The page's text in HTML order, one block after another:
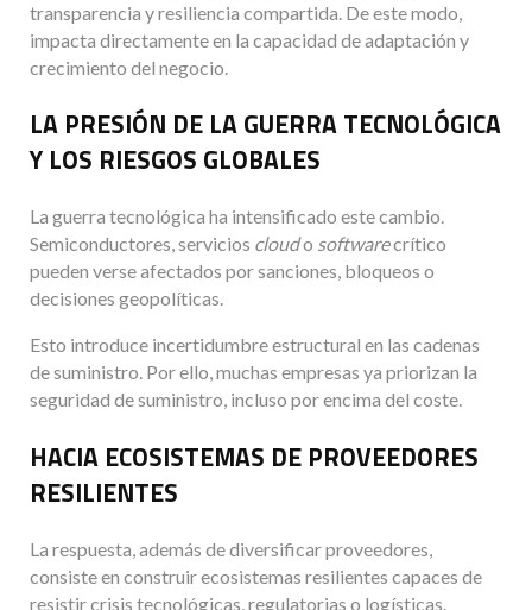
transparencia y resiliencia compartida. De este modo,
impacta directamente en la capacidad de adaptación y
crecimiento del negocio.
LA PRESIÓN DE LA GUERRA TECNOLÓGICA
Y LOS RIESGOS GLOBALES
La guerra tecnológica ha intensificado este cambio.
Semiconductores, servicios cloudo softwarecrítico
pueden verse afectados por sanciones, bloqueos o
decisiones geopolíticas.
Esto introduce incertidumbre estructural en las cadenas
de suministro. Por ello, muchas empresas ya priorizan la
seguridad de suministro, incluso por encima del coste.
HACIA ECOSISTEMAS DE PROVEEDORES
RESILIENTES
La respuesta, además de diversificar proveedores,
consiste en construir ecosistemas resilientes capaces de
resistir crisis tecnológicas, regulatorias o logísticas.